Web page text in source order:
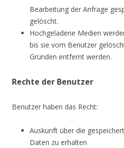
Bearbeitung der Anfrage
gelöscht.
Hochgeladene Medien
bis sie vom Benutzer
Gründen entfernt werden.
Rechte der Benutzer
Benutzer haben das Recht:
Auskunft über die
Daten zu erhalten